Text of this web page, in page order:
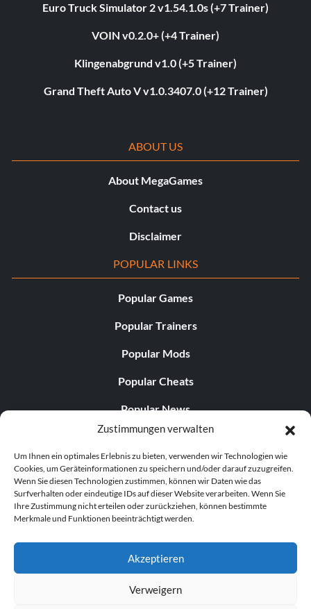
Zustimmungen verwalten
Um Ihnen ein optimales Erlebnis zu bieten, verwenden wir Technologien wie
Cookies, um Geräteinformationen zu speichern und/oder darauf zuzugreifen.
Wenn Sie diesen Technologien zustimmen, können wir Daten wie das
Surfverhalten oder eindeutige IDs auf dieser Website verarbeiten. Wenn Sie
Ihre Zustimmung nicht erteilen oder zurückziehen, können bestimmte
Merkmale und Funktionen beeinträchtigt werden.
Akzeptieren
Verweigern
Euro Truck Simulator 2 v1.54.1.0s (+7 Trainer)
VOIN v0.2.0+ (+4 Trainer)
Klingenabgrund v1.0 (+5 Trainer)
Grand Theft Auto V v1.0.3407.0 (+12 Trainer)
ABOUT US
About MegaGames
Contact us
Disclaimer
POPULAR LINKS
Popular Games
Popular Trainers
Popular Mods
Popular Cheats
Popular News
Popular Editorials
Popular Free Games
LATEST UPDATES